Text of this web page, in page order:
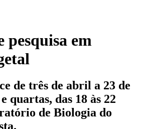
pesquisa em
de três de abril a 23 de
quartas, das 18 às 22
de Biologia do